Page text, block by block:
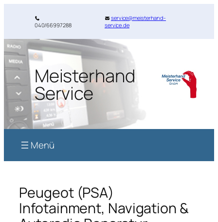
040/66997288
service@meisterhand-
service.de
Meisterhand
Service
Peugeot (PSA)
Infotainment, Navigation &